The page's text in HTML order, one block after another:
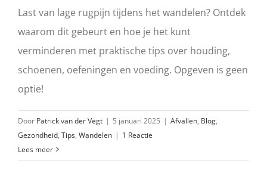
Last van lage rugpijn tijdens het wandelen? Ontdek
waarom dit gebeurt en hoe je het kunt
verminderen met praktische tips over houding,
schoenen, oefeningen en voeding. Opgeven is geen
optie!
Door Patrick van der Vegt | 5 januari 2025 | Afvallen, Blog,
Gezondheid, Tips, Wandelen | 1 Reactie
Lees meer